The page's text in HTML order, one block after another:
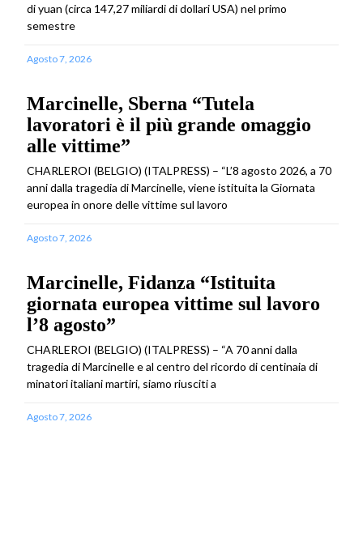
di yuan (circa 147,27 miliardi di dollari USA) nel primo
semestre
Agosto 7, 2026
Marcinelle, Sberna “Tutela
lavoratori è il più grande omaggio
alle vittime”
CHARLEROI (BELGIO) (ITALPRESS) – “L’8 agosto 2026, a 70
anni dalla tragedia di Marcinelle, viene istituita la Giornata
europea in onore delle vittime sul lavoro
Agosto 7, 2026
Marcinelle, Fidanza “Istituita
giornata europea vittime sul lavoro
l’8 agosto”
CHARLEROI (BELGIO) (ITALPRESS) – “A 70 anni dalla
tragedia di Marcinelle e al centro del ricordo di centinaia di
minatori italiani martiri, siamo riusciti a
Agosto 7, 2026